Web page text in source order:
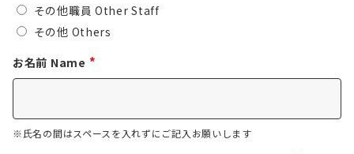
その他職員 Other Staff
その他 Others
お名前 Name *
※氏名の間はスペースを入れずにご記入お願いします